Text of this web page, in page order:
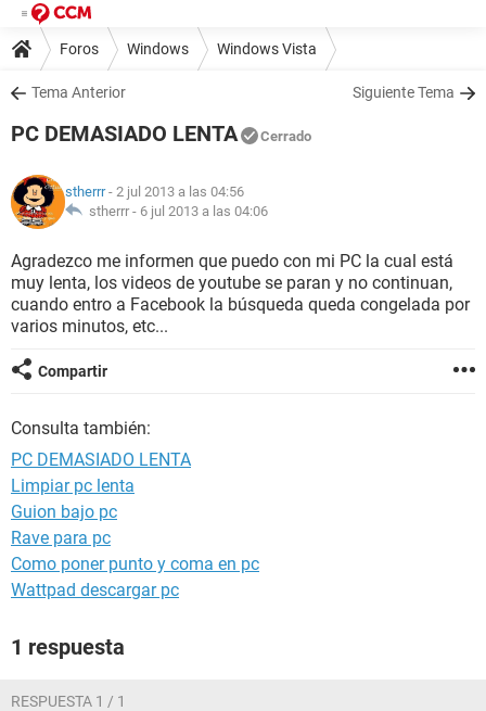
Foros Windows Windows Vista
Tema Anterior Siguiente Tema
PC DEMASIADO LENTA Cerrado
stherrr- 2 jul 2013 a las 04:56
stherrr - 6 jul 2013 a las 04:06
Agradezco me informen que puedo con mi PC la cual está
muy lenta, los videos de youtube se paran y no continuan,
cuando entro a Facebook la búsqueda queda congelada por
varios minutos, etc...
Compartir
Consulta también:
PC DEMASIADO LENTA
Limpiar pc lenta
Guion bajo pc
Rave para pc
Como poner punto y coma en pc
Wattpad descargar pc
1 respuesta
RESPUESTA 1 / 1